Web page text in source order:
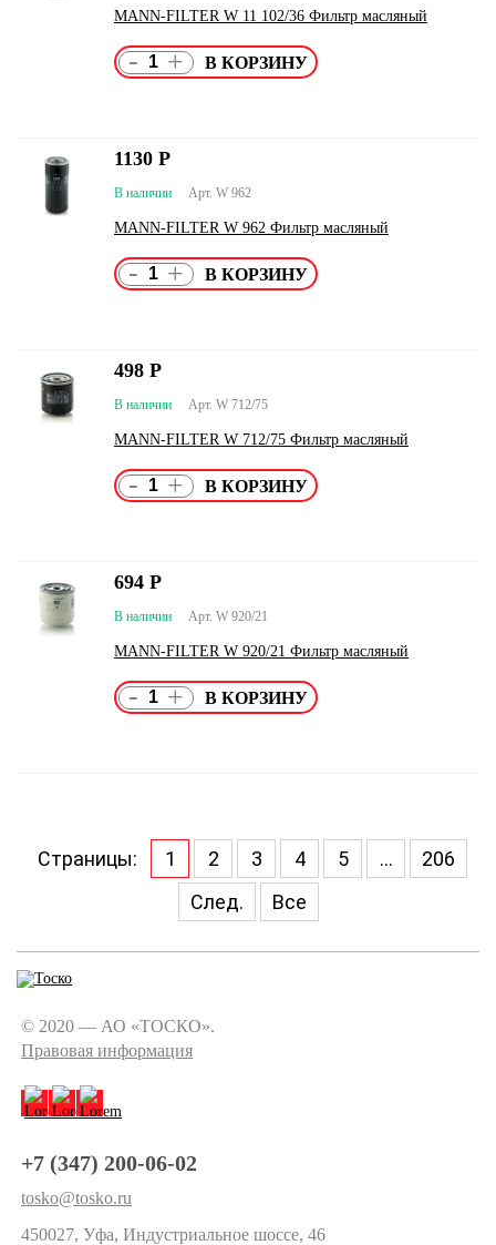
MANN-FILTER W 11 102/36 Фильтр масляный
- +
Арт. W 962
В наличии
MANN-FILTER W 962 Фильтр масляный
1130 Р
- +
Арт. W 712/75
В наличии
MANN-FILTER W 712/75 Фильтр масляный
498 Р
- +
Арт. W 920/21
В наличии
MANN-FILTER W 920/21 Фильтр масляный
694 Р
- +
Страницы: 1 2 3 4 5 ...
206
След.
Все
© 2020 — АО «ТОСКО».
Правовая информация
+7 (347) 200-06-02
tosko@tosko.ru
450027, Уфа, Индустриальное шоссе, 46